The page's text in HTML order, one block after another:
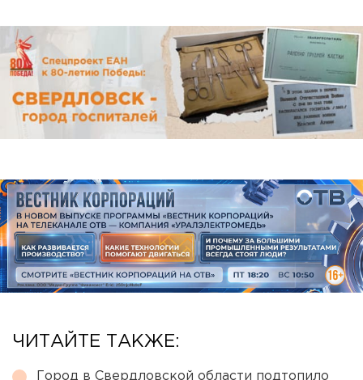
ЧИТАЙТЕ ТАКЖЕ:
Город в Свердловской области подтопило